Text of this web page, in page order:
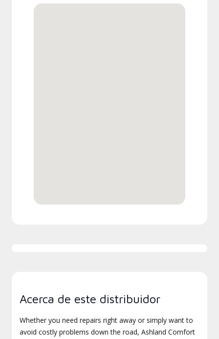
Acerca de este distribuidor
Whether you need repairs right away or simply want to
avoid costly problems down the road, Ashland Comfort